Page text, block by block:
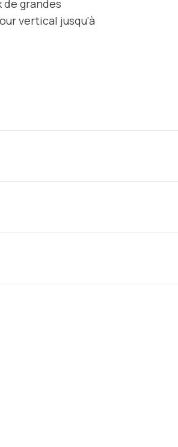
de grandes
vertical jusqu'à